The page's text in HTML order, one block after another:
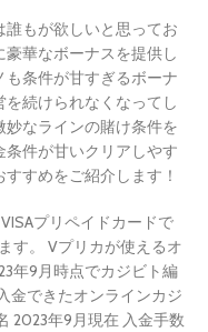
もが欲しいと思ってお
華なボーナスを提供し
条件が甘すぎるボーナ
続けられなくなってし
なラインの賭け条件を
件が甘いクリアしやす
すめをご紹介します！
プリペイドカードで
す。 Vプリカが使えるオ
年9月時点でカジビト編
金できたオンラインカジ
2023年9月現在 入金手数